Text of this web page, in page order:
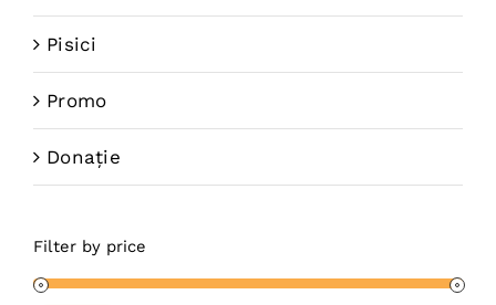
Pisici
Promo
Donație
Filter by price